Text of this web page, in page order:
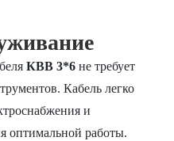
КВВ 3*6 не требует
Кабель легко
и
оптимальной работы.